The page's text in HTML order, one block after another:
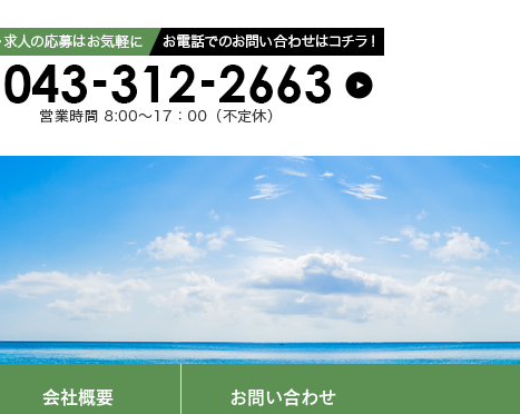
会社概要 お問い合わせ